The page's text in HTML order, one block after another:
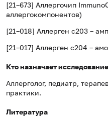
[21–673] Аллергочип
аллергокомпонентов)
[21–018] Аллерген c203 –
[21–017] Аллерген c204 –
Кто назначает
Аллерголог, педиатр,
практики.
Литература